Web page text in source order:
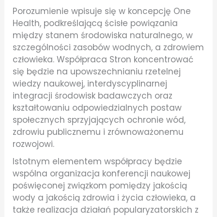
Porozumienie wpisuje się w koncepcję One
Health, podkreślającą ścisłe powiązania
między stanem środowiska naturalnego, w
szczególności zasobów wodnych, a zdrowiem
człowieka. Współpraca Stron koncentrować
się będzie na upowszechnianiu rzetelnej
wiedzy naukowej, interdyscyplinarnej
integracji środowisk badawczych oraz
kształtowaniu odpowiedzialnych postaw
społecznych sprzyjających ochronie wód,
zdrowiu publicznemu i zrównoważonemu
rozwojowi.
Istotnym elementem współpracy będzie
wspólna organizacja konferencji naukowej
poświęconej związkom pomiędzy jakością
wody a jakością zdrowia i życia człowieka, a
także realizacja działań popularyzatorskich z